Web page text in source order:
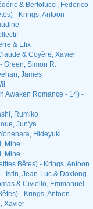
& Bertolucci, Federico
- Krings, Antoon
& Efix
& Coyère, Xavier
Green, Simon R.
James
Awaken Romance - 14) -
Rumiko
Jun'ya
Hideyuki
Mine
Mine
Bêtes) - Krings, Antoon
Istin, Jean-Luc & Daxiong
& Civiello, Emmanuel
- Krings, Antoon
Xavier